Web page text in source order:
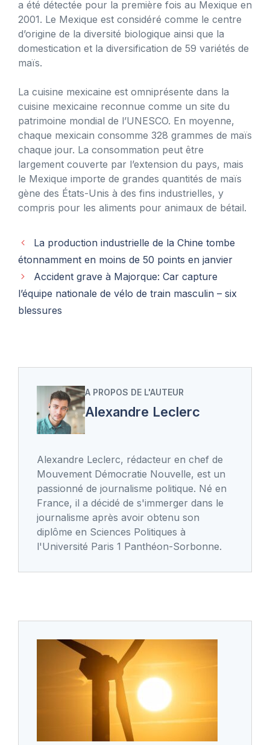
a été détectée pour la première fois au Mexique en
2001. Le Mexique est considéré comme le centre
d’origine de la diversité biologique ainsi que la
domestication et la diversification de 59 variétés de
maïs.
La cuisine mexicaine est omniprésente dans la
cuisine mexicaine reconnue comme un site du
patrimoine mondial de l’UNESCO. En moyenne,
chaque mexicain consomme 328 grammes de maïs
chaque jour. La consommation peut être
largement couverte par l’extension du pays, mais
le Mexique importe de grandes quantités de maïs
gène des États-Unis à des fins industrielles, y
compris pour les aliments pour animaux de bétail.
La production industrielle de la Chine tombe
étonnamment en moins de 50 points en janvier
Accident grave à Majorque: Car capture
l’équipe nationale de vélo de train masculin – six
blessures
A PROPOS DE L'AUTEUR
Alexandre Leclerc
Alexandre Leclerc, rédacteur en chef de
Mouvement Démocratie Nouvelle, est un
passionné de journalisme politique. Né en
France, il a décidé de s'immerger dans le
journalisme après avoir obtenu son
diplôme en Sciences Politiques à
l'Université Paris 1 Panthéon-Sorbonne.